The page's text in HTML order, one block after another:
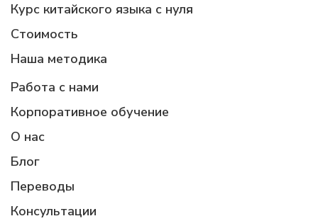
Курс китайского языка с нуля
Стоимость
Наша методика
Работа с нами
Корпоративное обучение
О нас
Блог
Переводы
Консультации